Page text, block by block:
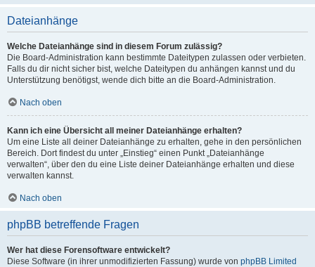
Dateianhänge
Welche Dateianhänge sind in diesem Forum zulässig?
Die Board-Administration kann bestimmte Dateitypen zulassen oder verbieten.
Falls du dir nicht sicher bist, welche Dateitypen du anhängen kannst und du
Unterstützung benötigst, wende dich bitte an die Board-Administration.
Nach oben
Kann ich eine Übersicht all meiner Dateianhänge erhalten?
Um eine Liste all deiner Dateianhänge zu erhalten, gehe in den persönlichen
Bereich. Dort findest du unter „Einstieg“ einen Punkt „Dateianhänge
verwalten“, über den du eine Liste deiner Dateianhänge erhalten und diese
verwalten kannst.
Nach oben
phpBB betreffende Fragen
Wer hat diese Forensoftware entwickelt?
Diese Software (in ihrer unmodifizierten Fassung) wurde von phpBB Limited